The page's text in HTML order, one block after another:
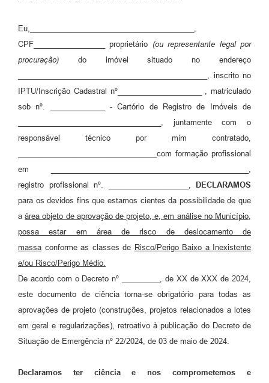
Eu,_______________________________________,
CPF_________________ proprietário (ou representante legal por
procuração) do imóvel situado no endereço
_____________________________________________, inscrito no
IPTU/Inscrição Cadastral nº____________________ , matriculado
sob nº. _____________ - Cartório de Registro de Imóveis de
__________________________________, juntamente com o
responsável técnico por mim contratado,
_________________________________com formação profissional
em _______________________________________________,
registro profissional nº. ___________________,
DECLARAMOS
para os devidos fins que estamos cientes da possibilidade de que
aárea objeto de aprovação de projeto, e, em análise no Município,
possa estar em área de risco de deslocamento de
massa conforme as classes de Risco/Perigo Baixo a Inexistente
e/ou Risco/Perigo Médio.
De acordo com o Decreto nº _________, de XX de XXX de 2024,
este documento de ciência torna-se obrigatório para todas as
aprovações de projeto (construções, projetos relacionados a lotes
em geral e regularizações), retroativo à publicação do Decreto de
Situação de Emergência nº 22/2024, de 03 de maio de 2024.
Declaramos ter ciência e nos comprometemos e